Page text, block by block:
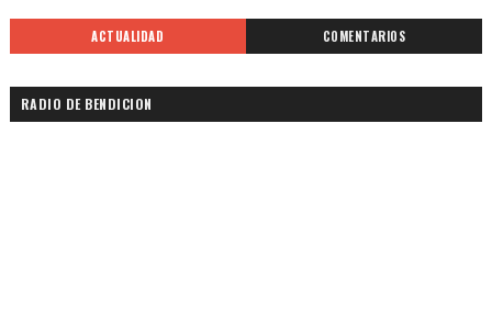
ACTUALIDAD COMENTARIOS
RADIO DE BENDICION